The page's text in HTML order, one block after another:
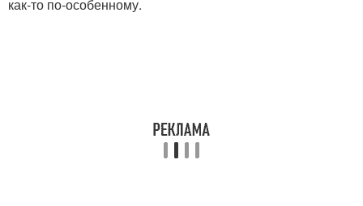
как-то по-особенному.